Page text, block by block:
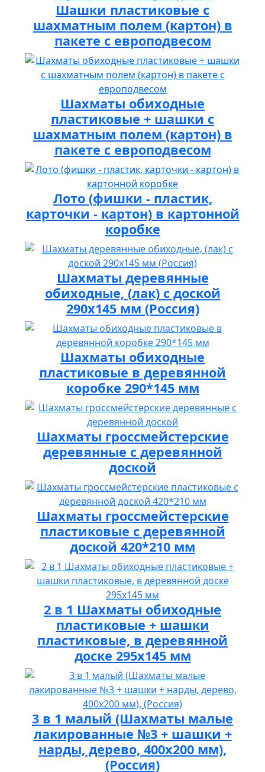
Шашки пластиковые с
шахматным полем (картон) в
пакете с европодвесом
Шахматы обиходные
пластиковые + шашки с
шахматным полем (картон) в
пакете с европодвесом
Лото (фишки - пластик,
карточки - картон) в картонной
коробке
Шахматы деревянные
обиходные, (лак) с доской
290х145 мм (Россия)
Шахматы обиходные
пластиковые в деревянной
коробке 290*145 мм
Шахматы гроссмейстерские
деревянные с деревянной
доской
Шахматы гроссмейстерские
пластиковые с деревянной
доской 420*210 мм
2 в 1 Шахматы обиходные
пластиковые + шашки
пластиковые, в деревянной
доске 295х145 мм
3 в 1 малый (Шахматы малые
лакированные №3 + шашки +
нарды, дерево, 400х200 мм),
(Россия)